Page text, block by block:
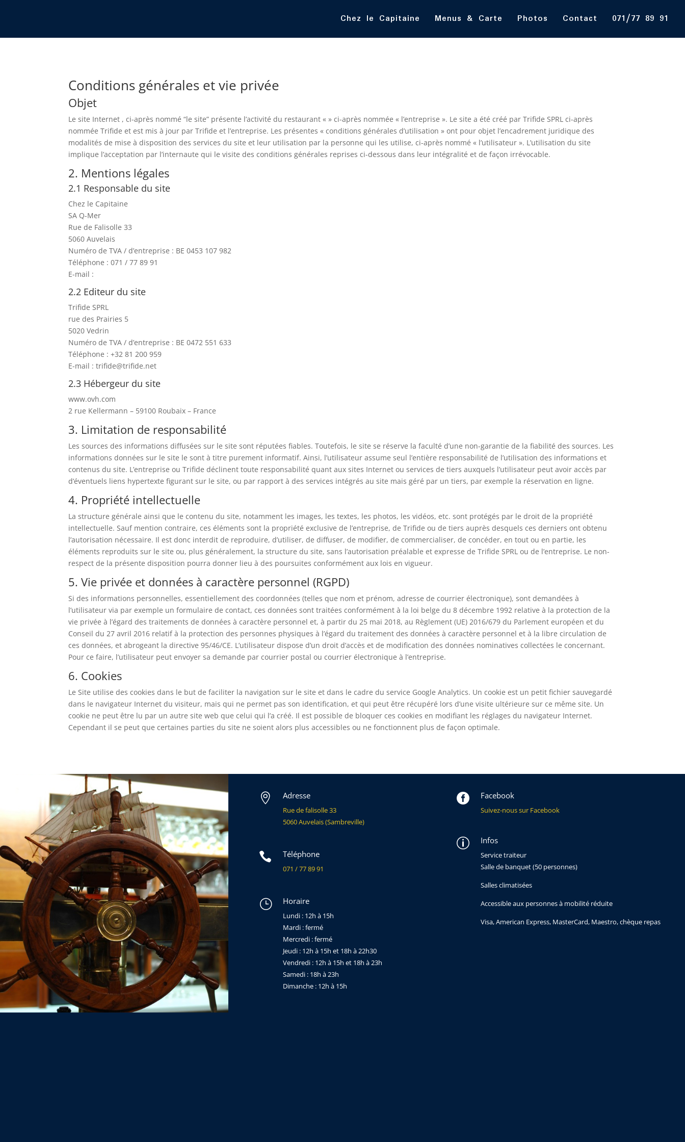
Chez le Capitaine Menus & Carte Photos Contact 071/77 89 91
Conditions générales et vie privée
Objet
Le site Internet , ci-après nommé “le site” présente l’activité du restaurant « » ci-après nommée « l’entreprise ». Le site a été créé par Trifide SPRL ci-après
nommée Trifide et est mis à jour par Trifide et l’entreprise. Les présentes « conditions générales d’utilisation » ont pour objet l’encadrement juridique des
modalités de mise à disposition des services du site et leur utilisation par la personne qui les utilise, ci-après nommé « l’utilisateur ». L’utilisation du site
implique l’acceptation par l’internaute qui le visite des conditions générales reprises ci-dessous dans leur intégralité et de façon irrévocable.
2. Mentions légales
2.1 Responsable du site
Chez le Capitaine
SA Q-Mer
Rue de Falisolle 33
5060 Auvelais
Numéro de TVA / d’entreprise : BE 0453 107 982
Téléphone : 071 / 77 89 91
E-mail :
2.2 Editeur du site
Trifide SPRL
rue des Prairies 5
5020 Vedrin
Numéro de TVA / d’entreprise : BE 0472 551 633
Téléphone : +32 81 200 959
E-mail : trifide@trifide.net
2.3 Hébergeur du site
www.ovh.com
2 rue Kellermann – 59100 Roubaix – France
3. Limitation de responsabilité
Les sources des informations diffusées sur le site sont réputées fiables. Toutefois, le site se réserve la faculté d’une non-garantie de la fiabilité des sources. Les
informations données sur le site le sont à titre purement informatif. Ainsi, l’utilisateur assume seul l’entière responsabilité de l’utilisation des informations et
contenus du site. L’entreprise ou Trifide déclinent toute responsabilité quant aux sites Internet ou services de tiers auxquels l’utilisateur peut avoir accès par
d’éventuels liens hypertexte figurant sur le site, ou par rapport à des services intégrés au site mais géré par un tiers, par exemple la réservation en ligne.
4. Propriété intellectuelle
La structure générale ainsi que le contenu du site, notamment les images, les textes, les photos, les vidéos, etc. sont protégés par le droit de la propriété
intellectuelle. Sauf mention contraire, ces éléments sont la propriété exclusive de l’entreprise, de Trifide ou de tiers auprès desquels ces derniers ont obtenu
l’autorisation nécessaire. Il est donc interdit de reproduire, d’utiliser, de diffuser, de modifier, de commercialiser, de concéder, en tout ou en partie, les
éléments reproduits sur le site ou, plus généralement, la structure du site, sans l’autorisation préalable et expresse de Trifide SPRL ou de l’entreprise. Le non-
respect de la présente disposition pourra donner lieu à des poursuites conformément aux lois en vigueur.
5. Vie privée et données à caractère personnel (RGPD)
Si des informations personnelles, essentiellement des coordonnées (telles que nom et prénom, adresse de courrier électronique), sont demandées à
l’utilisateur via par exemple un formulaire de contact, ces données sont traitées conformément à la loi belge du 8 décembre 1992 relative à la protection de la
vie privée à l’égard des traitements de données à caractère personnel et, à partir du 25 mai 2018, au Règlement (UE) 2016/679 du Parlement européen et du
Conseil du 27 avril 2016 relatif à la protection des personnes physiques à l’égard du traitement des données à caractère personnel et à la libre circulation de
ces données, et abrogeant la directive 95/46/CE. L’utilisateur dispose d’un droit d’accès et de modification des données nominatives collectées le concernant.
Pour ce faire, l’utilisateur peut envoyer sa demande par courrier postal ou courrier électronique à l’entreprise.
6. Cookies
Le Site utilise des cookies dans le but de faciliter la navigation sur le site et dans le cadre du service Google Analytics. Un cookie est un petit fichier sauvegardé
dans le navigateur Internet du visiteur, mais qui ne permet pas son identification, et qui peut être récupéré lors d’une visite ultérieure sur ce même site. Un
cookie ne peut être lu par un autre site web que celui qui l’a créé. Il est possible de bloquer ces cookies en modifiant les réglages du navigateur Internet.
Cependant il se peut que certaines parties du site ne soient alors plus accessibles ou ne fonctionnent plus de façon optimale.
 Adresse
Rue de falisolle 33
5060 Auvelais (Sambreville)
 Téléphone
071 / 77 89 91
} Horaire
Lundi : 12h à 15h
Mardi : fermé
Mercredi : fermé
Jeudi : 12h à 15h et 18h à 22h30
Vendredi : 12h à 15h et 18h à 23h
Samedi : 18h à 23h
Dimanche : 12h à 15h
 Facebook
Suivez-nous sur Facebook
p Infos
Service traiteur
Salle de banquet (50 personnes)
Salles climatisées
Accessible aux personnes à mobilité réduite
Visa, American Express, MasterCard, Maestro, chèque repas